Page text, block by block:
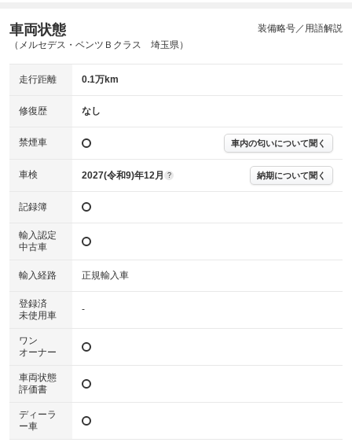
内装
(内装状態)
気になる汚れ等がない綺麗な室内を保っています。
下さい。
および表示項目が異なる場合がございます。
※グー鑑定の評価はあくまでも記載している鑑定日の鑑定結果となりま
車両状態
（メルセデス・ベンツＢクラス 埼玉県）
装備略号／用語解説
走行距離 0.1万km
修復歴 なし
禁煙車 車内の匂いについて聞く
車検 2027(令和9)年12月 ? 納期について聞く
記録簿
輸入認定
中古車
輸入経路 正規輸入車
登録済
未使用車
-
ワン
オーナー
車両状態
評価書
ディーラ
ー車